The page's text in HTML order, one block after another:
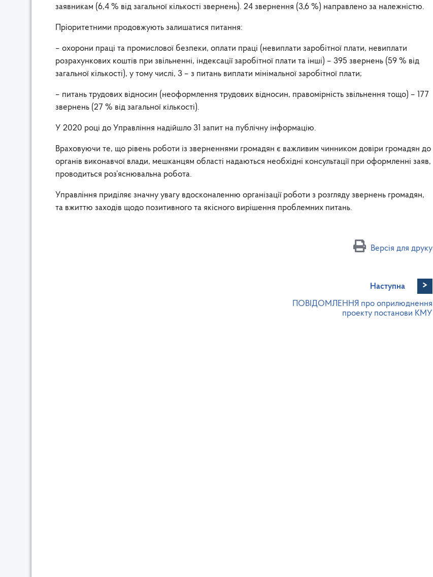
заявникам (6,4 % від загальної кількості звернень). 24 звернення (3,6 %) направлено за належністю.
Пріоритетними продовжують залишатися питання:
– охорони праці та промислової безпеки, оплати праці (невиплати заробітної плати, невиплати
розрахункових коштів при звільненні, індексації заробітної плати та інші) – 395 звернень (59 % від
загальної кількості), у тому числі, 3 – з питань виплати мінімальної заробітної плати;
– питань трудових відносин (неоформлення трудових відносин, правомірність звільнення тощо) – 177
звернень (27 % від загальної кількості).
У 2020 році до Управління надійшло 31 запит на публічну інформацію.
Враховуючи те, що рівень роботи із зверненнями громадян є важливим чинником довіри громадян до
органів виконавчої влади, мешканцям області надаються необхідні консультації при оформленні заяв,
проводиться роз’яснювальна робота.
Управління приділяє значну увагу вдосконаленню організації роботи з розгляду звернень громадян,
та вжиттю заходів щодо позитивного та якісного вирішення проблемних питань.
Версія для друку
Наступна >
ПОВІДОМЛЕННЯ про оприлюднення
проекту постанови КМУ